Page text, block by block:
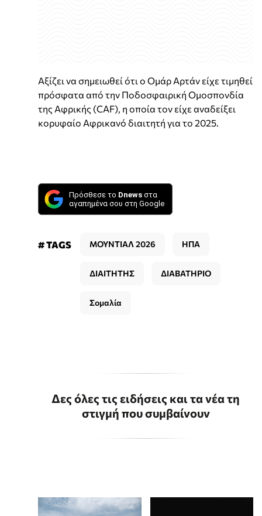
Αξίζει να σημειωθεί ότι ο Ομάρ Αρτάν είχε τιμηθεί
πρόσφατα από την Ποδοσφαιρική Ομοσπονδία
της Αφρικής (CAF), η οποία τον είχε αναδείξει
κορυφαίο Αφρικανό διαιτητή για το 2025.
Πρόσθεσε το Dnews στα
αγαπημένα σου στη Google
# TAGS ΜΟΥΝΤΙΑΛ 2026 ΗΠΑ
ΔΙΑΙΤΗΤΗΣ ΔΙΑΒΑΤΗΡΙΟ
Σομαλία
Δες όλες τις ειδήσεις και τα νέα τη
στιγμή που συμβαίνουν